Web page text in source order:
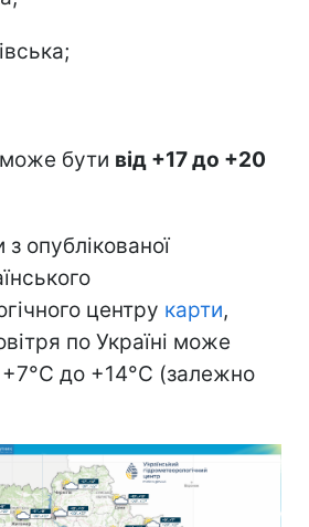
бути від +17 до +20
опублікованої
центру карти,
по Україні може
+7°С до +14°С (залежно